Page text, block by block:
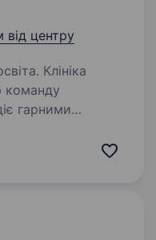
від центру
команду
гарними
яка любить